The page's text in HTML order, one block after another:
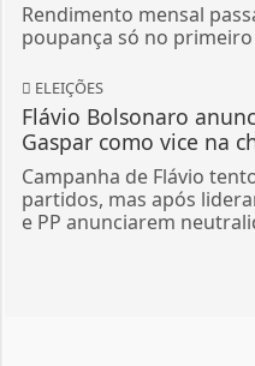
Rendimento mensal
poupança só no
ELEIÇÕES
Flávio Bolsonaro
Gaspar como vice na
Campanha de Flávio
partidos, mas após
e PP anunciarem